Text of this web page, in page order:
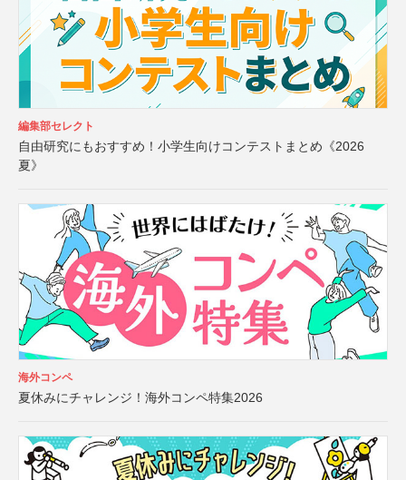
編集部セレクト
自由研究にもおすすめ！小学生向けコンテストまとめ《2026
夏》
海外コンペ
夏休みにチャレンジ！海外コンペ特集2026